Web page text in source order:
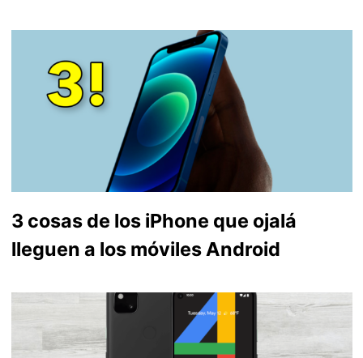
3 cosas de los iPhone que ojalá
lleguen a los móviles Android